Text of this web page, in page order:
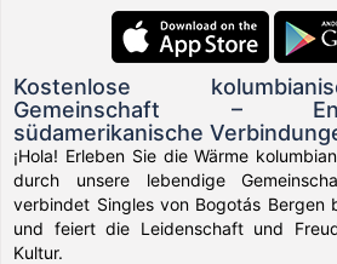
Kostenlose
Gemeinschaft –
südamerikanische
¡Hola! Erleben Sie die Wärme
durch unsere lebendige
verbindet Singles von Bogotás Bergen
und feiert die Leidenschaft und
Kultur.